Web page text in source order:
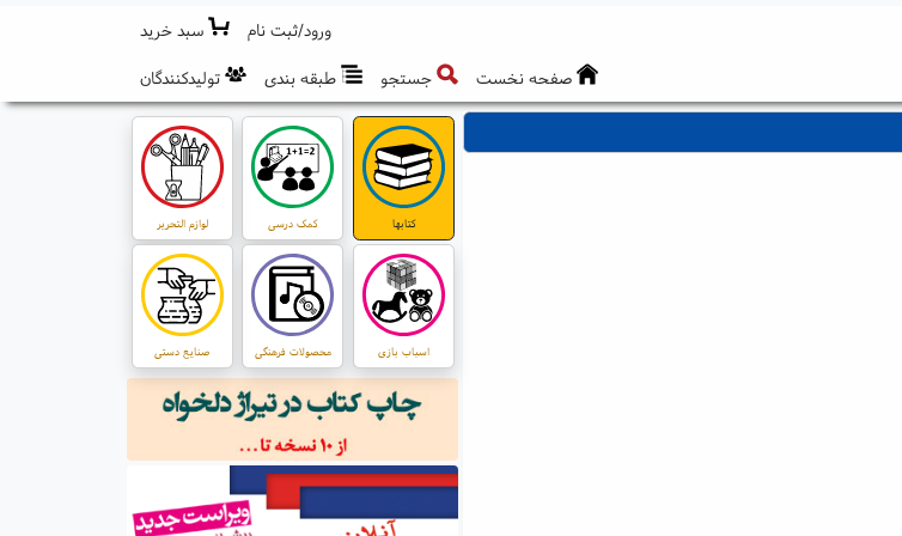
ورود/ثبت نام
سبد خرید
صفحه نخست
جستجو طبقه بندی تولیدکنندگان
کتابها کمک درسی لوازم التحریر
اسباب بازی محصولات فرهنگی صنایع دستی